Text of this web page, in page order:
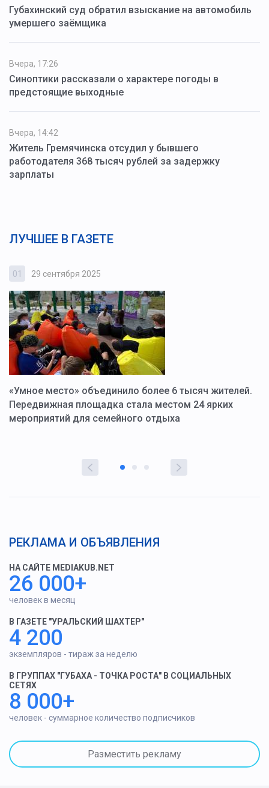
Губахинский суд обратил взыскание на автомобиль
умершего заёмщика
Вчера, 17:26
Синоптики рассказали о характере погоды в
предстоящие выходные
Вчера, 14:42
Житель Гремячинска отсудил у бывшего
работодателя 368 тысяч рублей за задержку
зарплаты
ЛУЧШЕЕ В ГАЗЕТЕ
01 29 сентября 2025
«Умное место» объединило более 6 тысяч жителей.
Передвижная площадка стала местом 24 ярких
мероприятий для семейного отдыха
РЕКЛАМА И ОБЪЯВЛЕНИЯ
НА САЙТЕ MEDIAKUB.NET
26 000+
человек в месяц
В ГАЗЕТЕ "УРАЛЬСКИЙ ШАХТЕР"
4 200
экземпляров - тираж за неделю
В ГРУППАХ "ГУБАХА - ТОЧКА РОСТА" В СОЦИАЛЬНЫХ
СЕТЯХ
8 000+
человек - суммарное количество подписчиков
Разместить рекламу